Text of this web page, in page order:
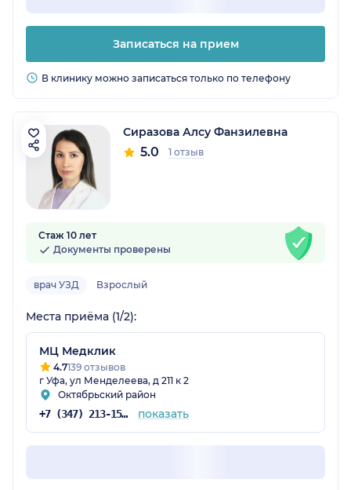
Записаться на прием
В клинику можно записаться только по телефону
Сиразова Алсу Фанзилевна
5.0 1 отзыв
Стаж 10 лет
Документы проверены
врач УЗД Взрослый
Места приёма (1/2):
МЦ Медклик
4.7139 отзывов
г Уфа, ул Менделеева, д 211 к 2
Октябрьский район
+7 (347) 213-15-92 показать